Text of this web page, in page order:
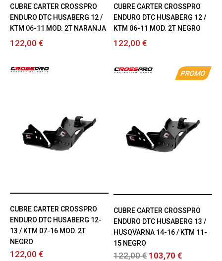
CUBRE CARTER CROSSPRO
ENDURO DTC HUSABERG 12 /
KTM 06-11 MOD. 2T NARANJA
122,00 €
CUBRE CARTER CROSSPRO
ENDURO DTC HUSABERG 12 /
KTM 06-11 MOD. 2T NEGRO
122,00 €
CUBRE CARTER CROSSPRO
ENDURO DTC HUSABERG 12-
13 / KTM 07-16 MOD. 2T
NEGRO
122,00 €
PROMO
CUBRE CARTER CROSSPRO
ENDURO DTC HUSABERG 13 /
HUSQVARNA 14-16 / KTM 11-
15 NEGRO
122,00 € 103,70 €